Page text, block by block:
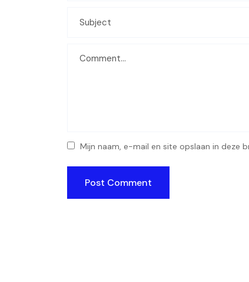
Mijn naam, e-mail en site opslaan in deze